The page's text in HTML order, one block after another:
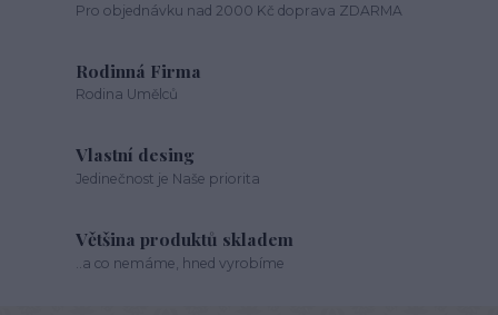
Pro objednávku nad 2000 Kč doprava ZDARMA
Rodinná Firma
Rodina Umělců
Vlastní desing
Jedinečnost je Naše priorita
Většina produktů skladem
..a co nemáme, hned vyrobíme